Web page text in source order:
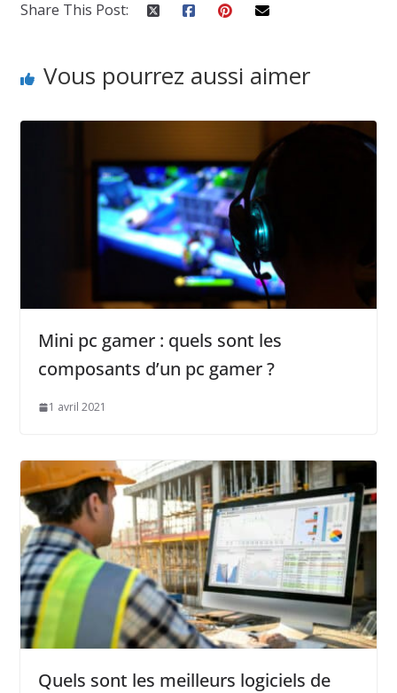
Share This Post:
Vous pourrez aussi aimer
Mini pc gamer : quels sont les
composants d’un pc gamer ?
1 avril 2021
Quels sont les meilleurs logiciels de